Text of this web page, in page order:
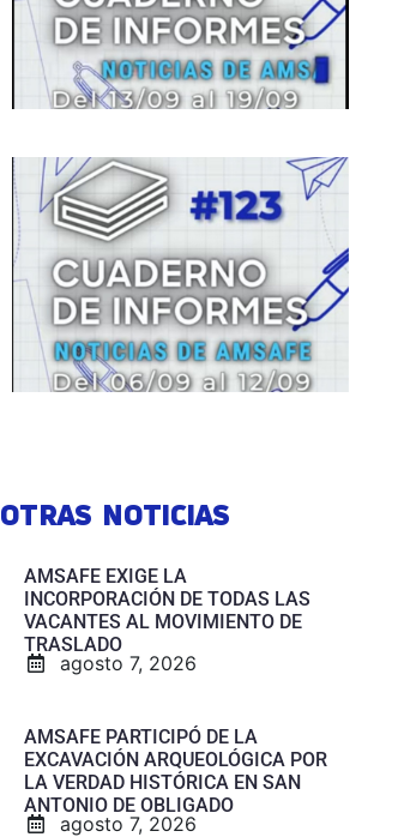
OTRAS NOTICIAS
AMSAFE EXIGE LA
INCORPORACIÓN DE TODAS LAS
VACANTES AL MOVIMIENTO DE
TRASLADO
agosto 7, 2026
AMSAFE PARTICIPÓ DE LA
EXCAVACIÓN ARQUEOLÓGICA POR
LA VERDAD HISTÓRICA EN SAN
ANTONIO DE OBLIGADO
agosto 7, 2026